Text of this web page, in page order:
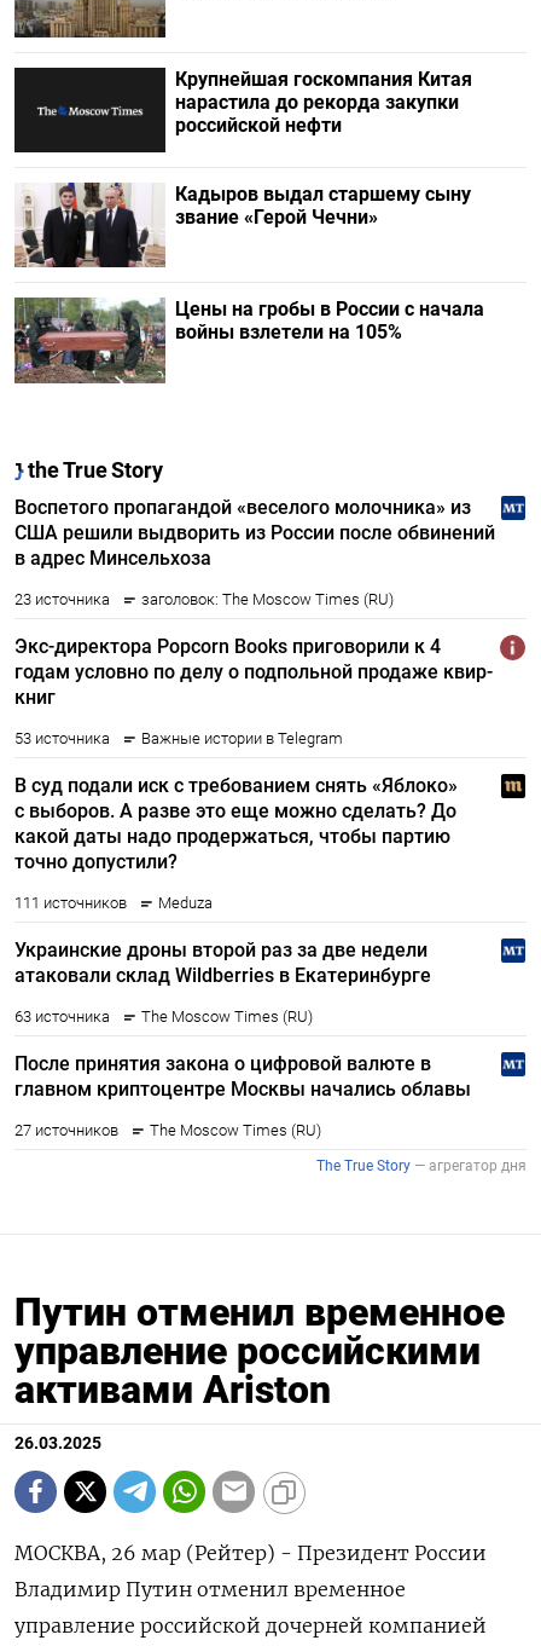
Крупнейшая госкомпания Китая
нарастила до рекорда закупки
российской нефти
Кадыров выдал старшему сыну
звание «Герой Чечни»
Цены на гробы в России с начала
войны взлетели на 105%
Путин отменил временное
управление российскими
активами Ariston
26.03.2025
МОСКВА, 26 мар (Рейтер) - Президент России
Владимир Путин отменил временное
управление российской дочерней компанией